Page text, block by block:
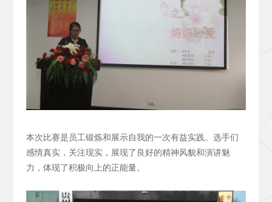
本次比赛是员工锻炼和展示自我的一次有益实践。选手们
感情真实，关注现实，展现了良好的精神风貌和演讲魅
力，体现了积极向上的正能量。